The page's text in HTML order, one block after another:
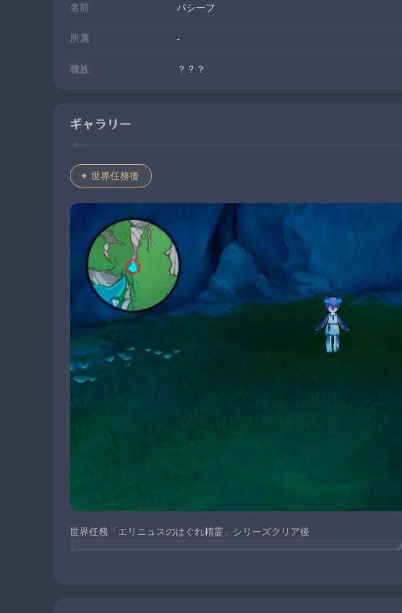
名前 パシーフ
所属 -
種族 ？？？
ギャラリー
世界任務後
世界任務「エリニュスのはぐれ精霊」シリーズクリア後
品物を全て購入および任務アイテム「幽林の枝」を６個渡すといなくなる。